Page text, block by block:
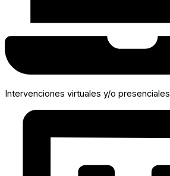
Intervenciones virtuales y/o